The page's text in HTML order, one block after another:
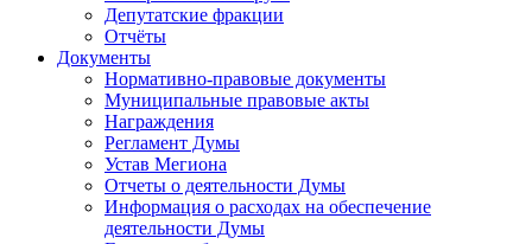
Депутатские фракции
Отчёты
Документы
Нормативно-правовые документы
Муниципальные правовые акты
Награждения
Регламент Думы
Устав Мегиона
Отчеты о деятельности Думы
Информация о расходах на обеспечение
деятельности Думы